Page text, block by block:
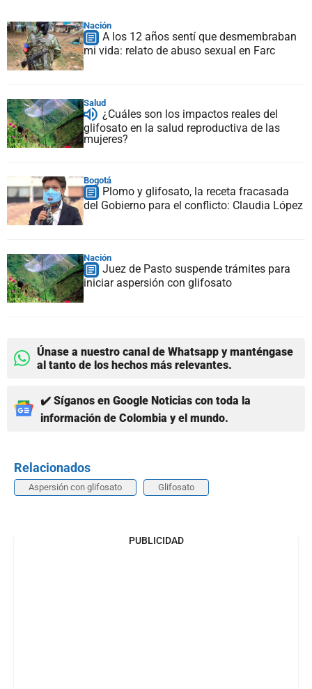
Nación
A los 12 años sentí que desmembraban
mi vida: relato de abuso sexual en Farc
Salud
¿Cuáles son los impactos reales del
glifosato en la salud reproductiva de las
mujeres?
Bogotá
Plomo y glifosato, la receta fracasada
del Gobierno para el conflicto: Claudia López
Nación
Juez de Pasto suspende trámites para
iniciar aspersión con glifosato
Únase a nuestro canal de Whatsapp y manténgase
al tanto de los hechos más relevantes.
✔️ Síganos en Google Noticias con toda la
información de Colombia y el mundo.
Relacionados
Aspersión con glifosato Glifosato
PUBLICIDAD